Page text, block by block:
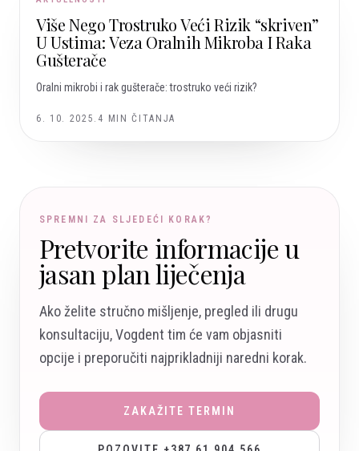
Više Nego Trostruko Veći Rizik “skriven”
U Ustima: Veza Oralnih Mikroba I Raka
Gušterače
Oralni mikrobi i rak gušterače: trostruko veći rizik?
6. 10. 2025. 4 MIN ČITANJA
SPREMNI ZA SLJEDEĆI KORAK?
Pretvorite informacije u
jasan plan liječenja
Ako želite stručno mišljenje, pregled ili drugu
konsultaciju, Vogdent tim će vam objasniti
opcije i preporučiti najprikladniji naredni korak.
ZAKAŽITE TERMIN